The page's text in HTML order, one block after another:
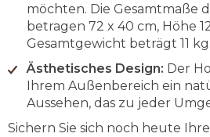
möchten. Die Gesamtmaße
betragen 72 x 40 cm, Höhe
Gesamtgewicht beträgt 11 kg.
Ästhetisches Design: Der
Ihrem Außenbereich ein
Aussehen, das zu jeder
Sichern Sie sich noch heute